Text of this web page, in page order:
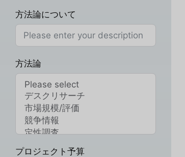
方法論について
方法論
プロジェクト予算